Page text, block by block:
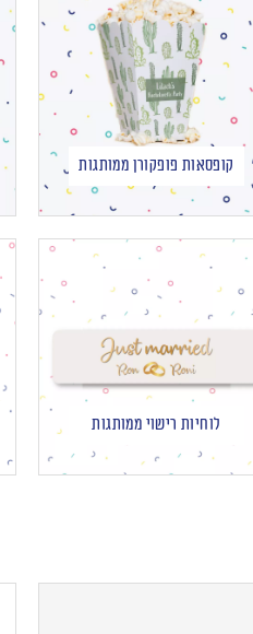
קופסאות פופקורן ממותגות
לוחיות רישוי ממותגות